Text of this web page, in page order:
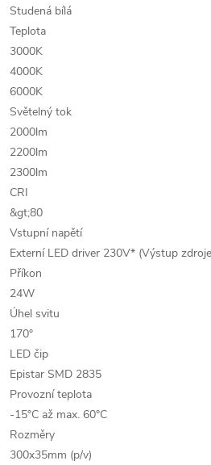
Studená bílá
Teplota
3000K
4000K
6000K
Světelný tok
2000lm
2200lm
2300lm
CRI
&gt;80
Vstupní napětí
Externí LED driver 230V* (Výstup
Příkon
24W
Úhel svitu
170°
LED čip
Epistar SMD 2835
Provozní teplota
-15°C až max. 60°C
Rozměry
300x35mm (p/v)